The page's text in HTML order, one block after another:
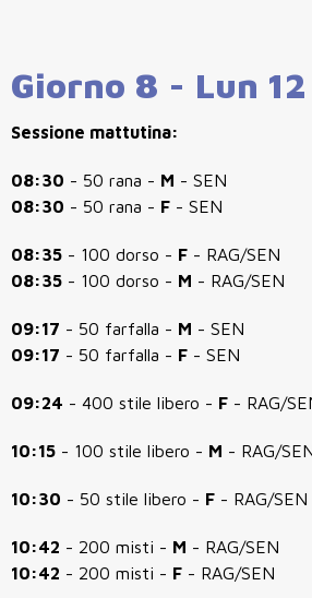
Giorno 8 - Lun
Sessione mattutina:
08:30 - 50 rana - M - SEN
08:30 - 50 rana - F - SEN
08:35 - 100 dorso - F - RAG/SEN
08:35 - 100 dorso - M - RAG/SEN
09:17 - 50 farfalla - M - SEN
09:17 - 50 farfalla - F - SEN
09:24 - 400 stile libero - F - RAG/
10:15 - 100 stile libero - M - RAG/
10:30 - 50 stile libero - F - RAG/SEN
10:42 - 200 misti - M - RAG/SEN
10:42 - 200 misti - F - RAG/SEN